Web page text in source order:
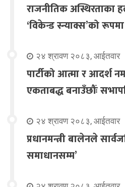
राजनीतिक
‘विकेन्ड स्न्याक्स’को
२४ श्रावण २०८३, आईतवार
पार्टीको आत्मा र आदर्श
एकताबद्ध बनाउँछौंः
२४ श्रावण २०८३, आईतवार
प्रधानमन्त्री बालेनले
समाधानसम्म’